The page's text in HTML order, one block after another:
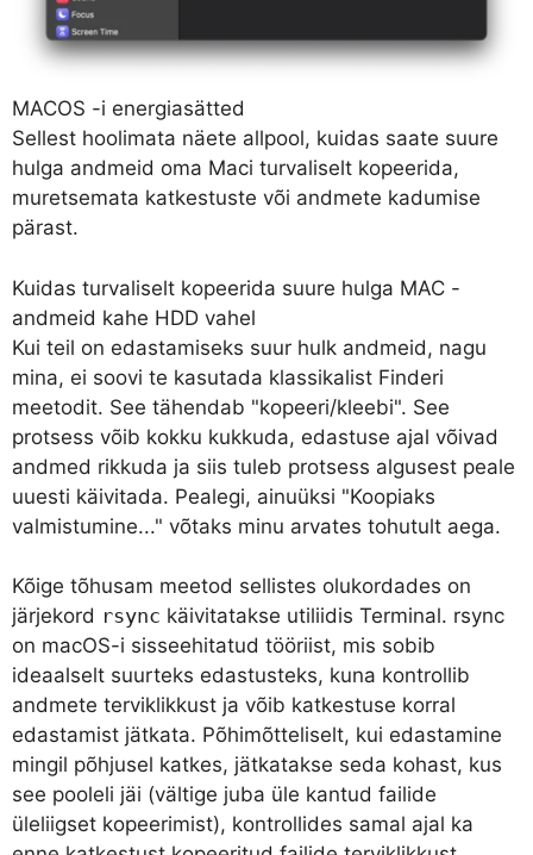
MACOS -i energiasätted
Sellest hoolimata näete allpool, kuidas saate suure
hulga andmeid oma Maci turvaliselt kopeerida,
muretsemata katkestuste või andmete kadumise
pärast.
Kuidas turvaliselt kopeerida suure hulga MAC -
andmeid kahe HDD vahel
Kui teil on edastamiseks suur hulk andmeid, nagu
mina, ei soovi te kasutada klassikalist Finderi
meetodit. See tähendab "kopeeri/kleebi". See
protsess võib kokku kukkuda, edastuse ajal võivad
andmed rikkuda ja siis tuleb protsess algusest peale
uuesti käivitada. Pealegi, ainuüksi "Koopiaks
valmistumine..." võtaks minu arvates tohutult aega.
Kõige tõhusam meetod sellistes olukordades on
järjekord rsync käivitatakse utiliidis Terminal. rsync
on macOS-i sisseehitatud tööriist, mis sobib
ideaalselt suurteks edastusteks, kuna kontrollib
andmete terviklikkust ja võib katkestuse korral
edastamist jätkata. Põhimõtteliselt, kui edastamine
mingil põhjusel katkes, jätkatakse seda kohast, kus
see pooleli jäi (vältige juba üle kantud failide
üleliigset kopeerimist), kontrollides samal ajal ka